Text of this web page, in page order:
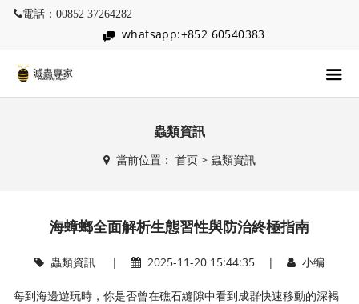
電話：00852 37264282
whatsapp:+852 60540383
蟲類資訊
當前位置： 首页> 蟲類資訊
海蟑螂全面解析生態習性與防治終極指南
蟲類資訊| 2025-11-20 15:44:35 | 小编
每到海邊遊玩時，你是否曾在礁石縫隙中看到成群快速移動的深褐